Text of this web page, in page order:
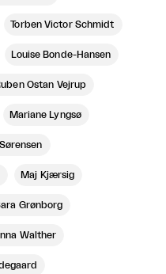
Torben Victor Schmidt
Louise Bonde-Hansen
Ostan Vejrup
Mariane Lyngsø
Maj Kjærsig
Grønborg
Walther